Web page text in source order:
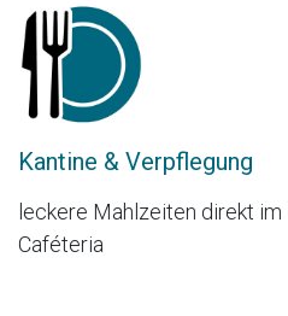
Kantine & Verpflegung
leckere Mahlzeiten direkt
Caféteria